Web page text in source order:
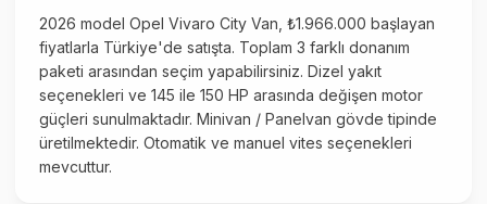
2026 model Opel Vivaro City Van, ₺1.966.000 başlayan
fiyatlarla Türkiye'de satışta. Toplam 3 farklı donanım
paketi arasından seçim yapabilirsiniz. Dizel yakıt
seçenekleri ve 145 ile 150 HP arasında değişen motor
güçleri sunulmaktadır. Minivan / Panelvan gövde tipinde
üretilmektedir. Otomatik ve manuel vites seçenekleri
mevcuttur.